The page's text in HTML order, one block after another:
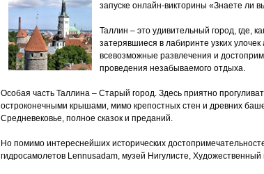
запуске онлайн-викторины «Знаете ли
Таллин – это удивительный город, где,
затерявшиеся в лабиринте узких
всевозможные развлечения и
проведения незабываемого отдыха.
Особая часть Таллина – Старый город. Здесь приятно
остроконечными крышами, мимо крепостных стен и древних
Средневековье, полное сказок и преданий.
Но помимо интереснейших исторических
гидросамолетов Lennusadam, музей Нигулисте,